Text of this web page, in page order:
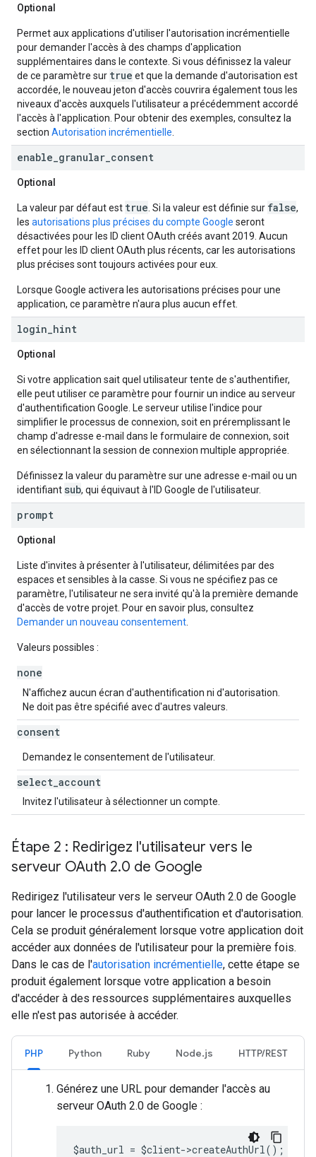
Optional
Permet aux applications d'utiliser l'autorisation incrémentielle
pour demander l'accès à des champs d'application
supplémentaires dans le contexte. Si vous définissez la valeur
de ce paramètre sur true et que la demande d'autorisation est
accordée, le nouveau jeton d'accès couvrira également tous les
niveaux d'accès auxquels l'utilisateur a précédemment accordé
l'accès à l'application. Pour obtenir des exemples, consultez la
section Autorisation incrémentielle
enable granular consent
Optional
La valeur par défaut est true . Si la valeur est définie sur false,
les autorisations plus précises du compte Google seront
désactivées pour les ID client OAuth créés avant 2019. Aucun
effet pour les ID client OAuth plus récents, car les autorisations
plus précises sont toujours activées pour eux.
Lorsque Google activera les autorisations précises pour une
application, ce paramètre n'aura plus aucun effet.
login hint
Optional
Si votre application sait quel utilisateur tente de s'authentifier,
elle peut utiliser ce paramètre pour fournir un indice au serveur
d'authentification Google. Le serveur utilise l'indice pour
simplifier le processus de connexion, soit en préremplissant le
champ d'adresse e-mail dans le formulaire de connexion, soit
en sélectionnant la session de connexion multiple appropriée.
Définissez la valeur du paramètre sur une adresse e-mail ou un
identifiant sub, qui équivaut à l'ID Google de l'utilisateur.
prompt
Optional
Liste d'invites à présenter à l'utilisateur, délimitées par des
espaces et sensibles à la casse. Si vous ne spécifiez pas ce
paramètre, l'utilisateur ne sera invité qu'à la première demande
d'accès de votre projet. Pour en savoir plus, consultez
Demander un nouveau consentement
Valeurs possibles :
none
N'affichez aucun écran d'authentification ni d'autorisation.
Ne doit pas être spécifié avec d'autres valeurs.
consent
Demandez le consentement de l'utilisateur.
select account
Invitez l'utilisateur à sélectionner un compte.
Étape 2 : Redirigez l'utilisateur vers le
serveur OAuth 2.0 de Google
Redirigez l'utilisateur vers le serveur OAuth 2.0 de Google
pour lancer le processus d'authentification et d'autorisation.
Cela se produit généralement lorsque votre application doit
accéder aux données de l'utilisateur pour la première fois.
Dans le cas de l'autorisation incrémentielle, cette étape se
produit également lorsque votre application a besoin
d'accéder à des ressources supplémentaires auxquelles
elle n'est pas autorisée à accéder.
PHP Python Ruby Node.js HTTP/REST
Générez une URL pour demander l'accès au
serveur OAuth 2.0 de Google :
$auth_url = $client->createAuthUrl();